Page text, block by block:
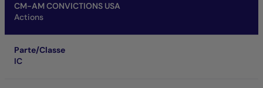
CM-AM CONVICTIONS USA
Actions
Parte/Classe
IC